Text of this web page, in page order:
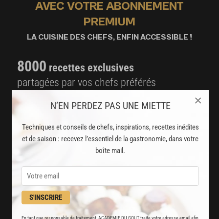
N’EN PERDEZ PAS UNE MIETTE
Techniques et conseils de chefs, inspirations, recettes inédites
et de saison : recevez l’essentiel de la gastronomie, dans votre
boîte mail.
S'INSCRIRE
En tant que responsable de traitement, ACADEMIE DU GOUT traite votre adresse email afin
×
AVEC VOTRE ABONNEMENT
PREMIUM
LA CUISINE DES CHEFS, ENFIN ACCESSIBLE !
8000 recettes exclusives
partagées par vos chefs préférés
2000
vidéos de recettes
Des nouveautés
disponibles chaque semaine
Stop pub
un service garanti sans publicité